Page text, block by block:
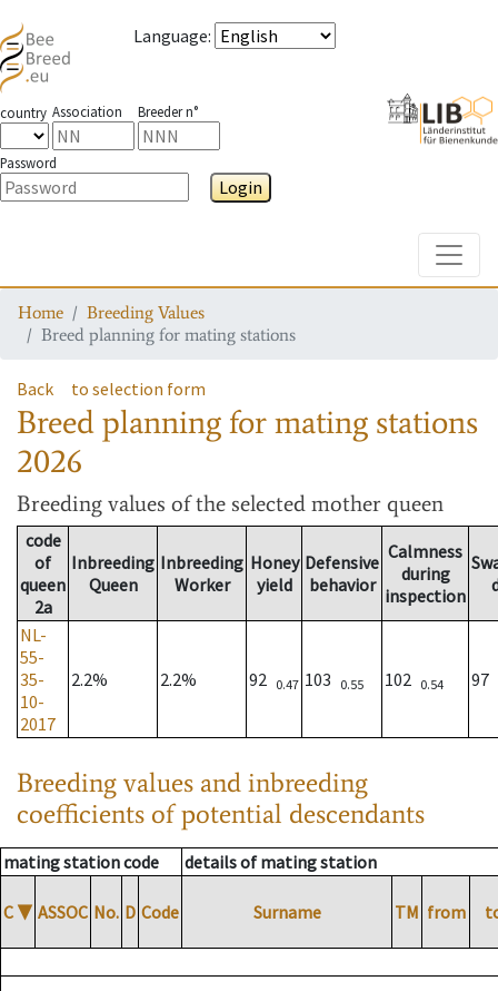
Language:
country Association Breeder n°
Password
Login
Home
Breeding Values
Breed planning for mating stations
Back to selection form
Breed planning for mating stations
2026
Breeding values of the selected mother queen
code
of
queen
2a
Inbreeding
Queen
Inbreeding
Worker
Honey
yield
Defensive
behavior
Calmness
during
inspection
NL-
55-
35-
10-
2017
2.2% 2.2% 92 0.47 103 0.55 102 0.54 97
Breeding values and inbreeding
coefficients of potential descendants
mating station code details of mating station
C ▼ ASSOC No. D Code Surname TM from